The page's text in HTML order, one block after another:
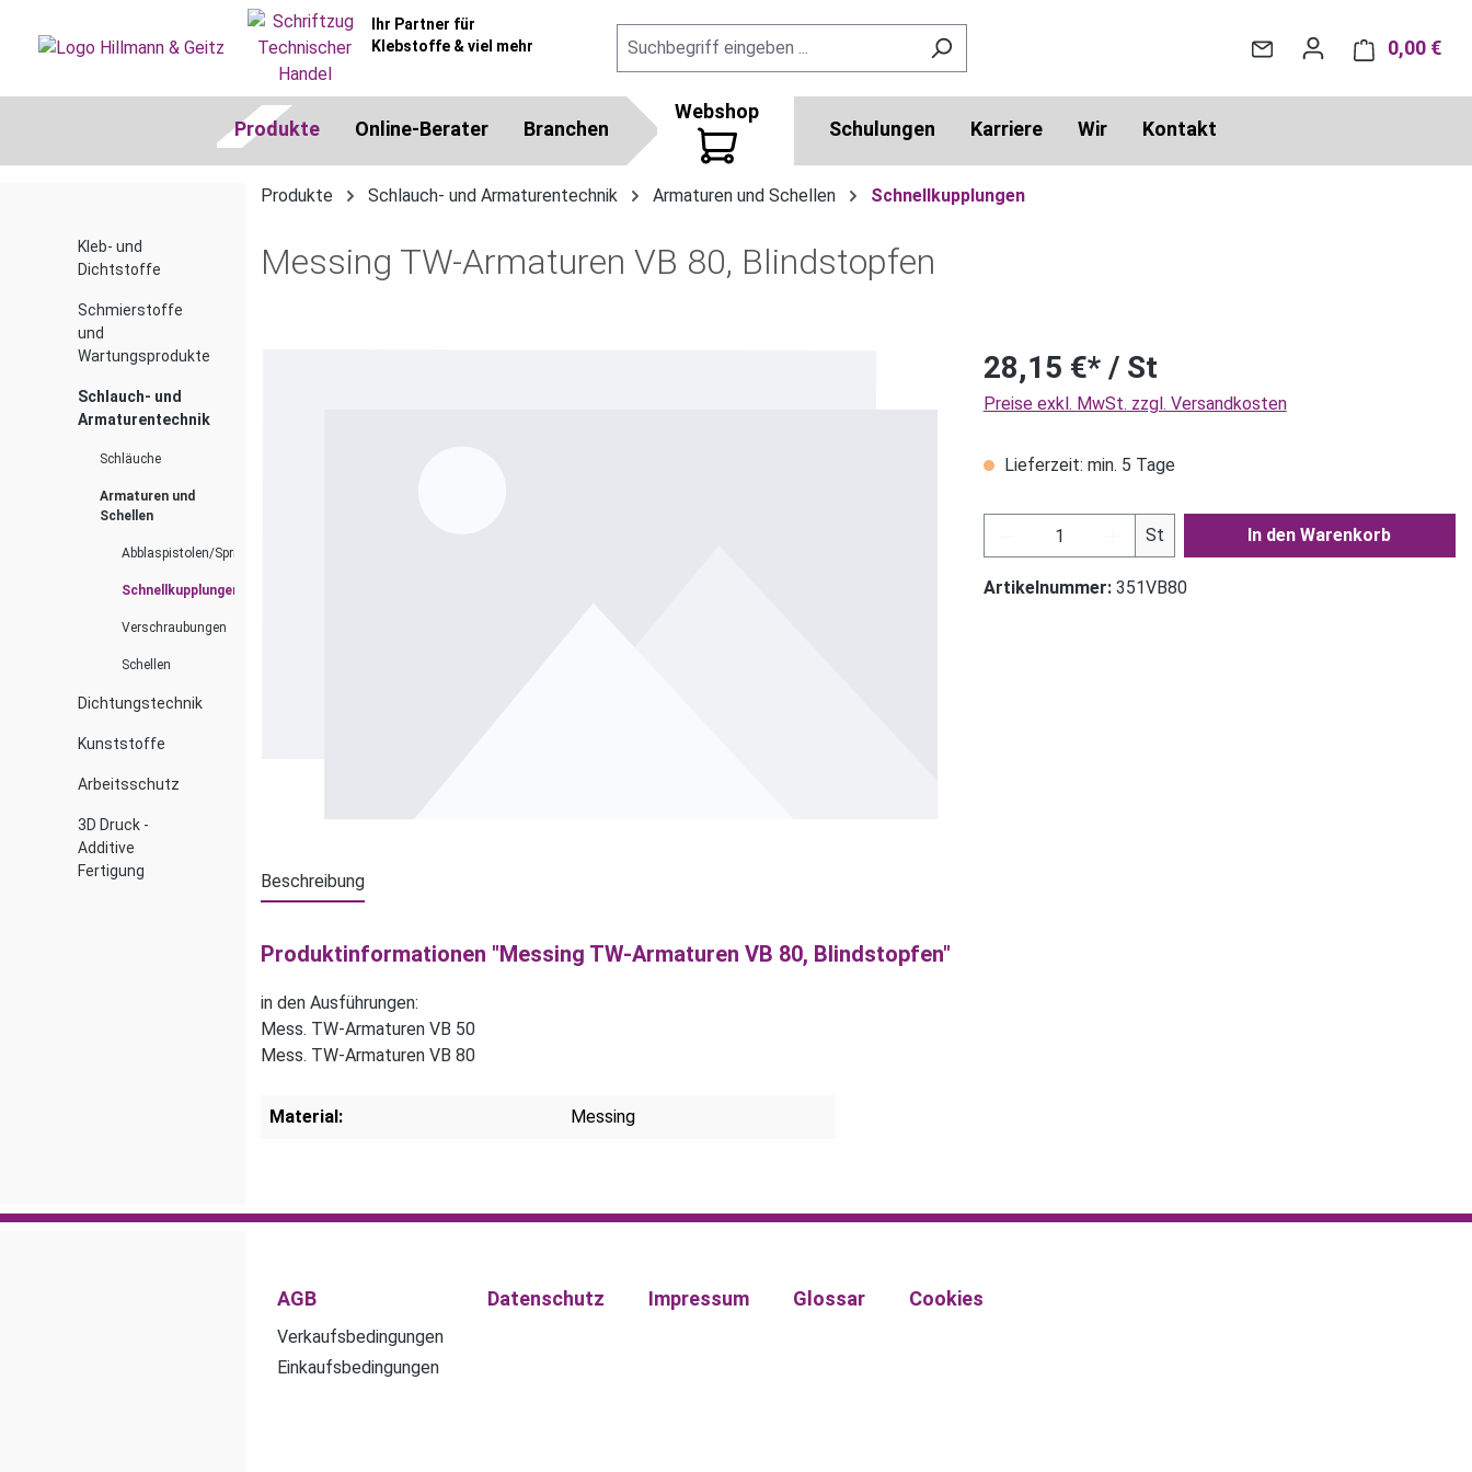
Zur Hauptnavigation springen
Ihr Partner für
Klebstoffe & viel mehr
0,00 €
Produkte Online-Berater Branchen
Webshop
Schulungen Karriere Wir Kontakt
Kleb- und
Dichtstoffe
Schmierstoffe
und
Wartungsprodukte
Schlauch- und
Armaturentechnik
Schläuche
Armaturen und
Schellen
Abblaspistolen/Spritzdüsen
Schnellkupplungen
Verschraubungen
Schellen
Dichtungstechnik
Kunststoffe
Arbeitsschutz
3D Druck -
Additive
Fertigung
Produkte Schlauch- und Armaturentechnik Armaturen und Schellen Schnellkupplungen
Messing TW-Armaturen VB 80, Blindstopfen
28,15 €* / St
Preise exkl. MwSt. zzgl. Versandkosten
Lieferzeit: min. 5 Tage
Produkt Anzahl: Gib den gewünschten
St In den Warenkorb
Artikelnummer: 351VB80
Beschreibung
Produktinformationen "Messing TW-Armaturen VB 80, Blindstopfen"
in den Ausführungen:
Mess. TW-Armaturen VB 50
Mess. TW-Armaturen VB 80
Material: Messing
AGB
Verkaufsbedingungen
Einkaufsbedingungen
Datenschutz Impressum Glossar Cookies